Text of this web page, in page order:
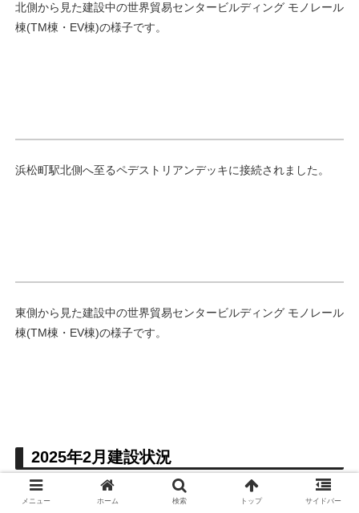
北側から見た建設中の世界貿易センタービルディング モノレール
棟(TM棟・EV棟)の様子です。
浜松町駅北側へ至るペデストリアンデッキに接続されました。
東側から見た建設中の世界貿易センタービルディング モノレール
棟(TM棟・EV棟)の様子です。
2025年2月建設状況
メニュー ホーム 検索 トップ サイドバー